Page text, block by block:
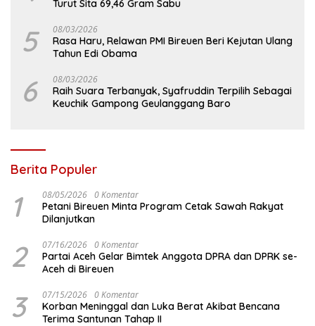
Turut Sita 69,46 Gram Sabu
5 08/03/2026
Rasa Haru, Relawan PMI Bireuen Beri Kejutan Ulang
Tahun Edi Obama
6 08/03/2026
Raih Suara Terbanyak, Syafruddin Terpilih Sebagai
Keuchik Gampong Geulanggang Baro
Berita Populer
1 08/05/2026 0 Komentar
Petani Bireuen Minta Program Cetak Sawah Rakyat
Dilanjutkan
2 07/16/2026 0 Komentar
Partai Aceh Gelar Bimtek Anggota DPRA dan DPRK se-
Aceh di Bireuen
3 07/15/2026 0 Komentar
Korban Meninggal dan Luka Berat Akibat Bencana
Terima Santunan Tahap II